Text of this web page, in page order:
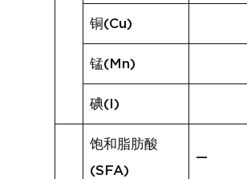
铜(Cu)
锰(Mn)
碘(I)
饱和脂肪酸
(SFA)
—